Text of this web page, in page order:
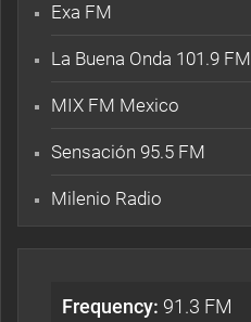
Frequency: 91.3 FM
Exa FM
La Buena Onda 101.9 FM
MIX FM Mexico
Sensación 95.5 FM
Milenio Radio